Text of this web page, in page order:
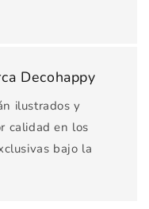
Decohappy
ilustrados y
calidad en los
bajo la